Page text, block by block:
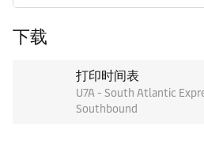
下载
打印时间表
U7A - South Atlantic
Southbound